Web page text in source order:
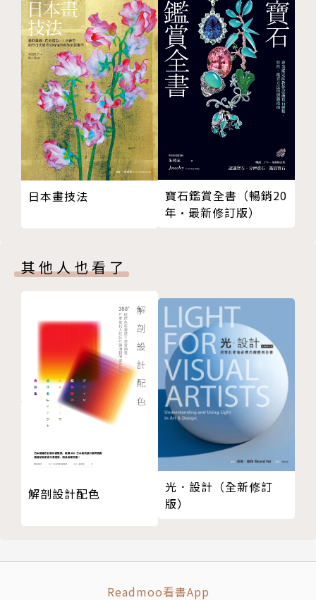
美是多元的嗎？
美的多元觀
美為什麼與藝術分家？
解構之美
輯三 尋找美的途徑
美的文化觀
窮人才需要培養美感
美的範疇之辨
自極簡中尋找美
形式美與內容美
自藝術中找美
輯四 美與人文內涵
複雜與矛盾中有美嗎？
人文素養的階梯
感官與心靈之間
跋 為美解惑的努力
版權頁
日本畫技法
寶石鑑賞全書（暢銷20
年•最新修訂版）
其他人也看了
解剖設計配色
光．設計（全新修訂
版）
Readmoo看書App